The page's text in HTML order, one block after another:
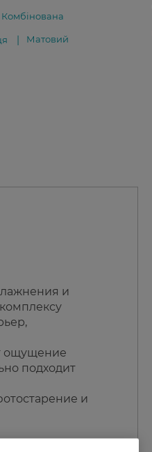
Комбінована
Матовий
и
ощущение
подходит
и